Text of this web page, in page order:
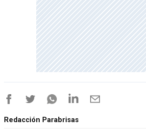
Redacción Parabrisas